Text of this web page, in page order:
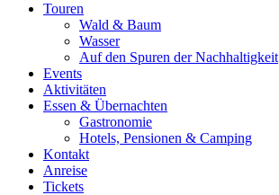
Touren
Wald & Baum
Wasser
Auf den Spuren der Nachhaltigkeit
Events
Aktivitäten
Essen & Übernachten
Gastronomie
Hotels, Pensionen & Camping
Kontakt
Anreise
Tickets